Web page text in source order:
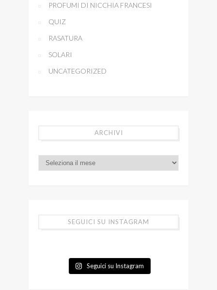
PROFUMI DI NICCHIA FRANCESI
QUIZ
RASATURA
SOLARI
UNCATEGORIZED
ARCHIVI
SEGUICI SU INSTAGRAM
Seguici su Instagram